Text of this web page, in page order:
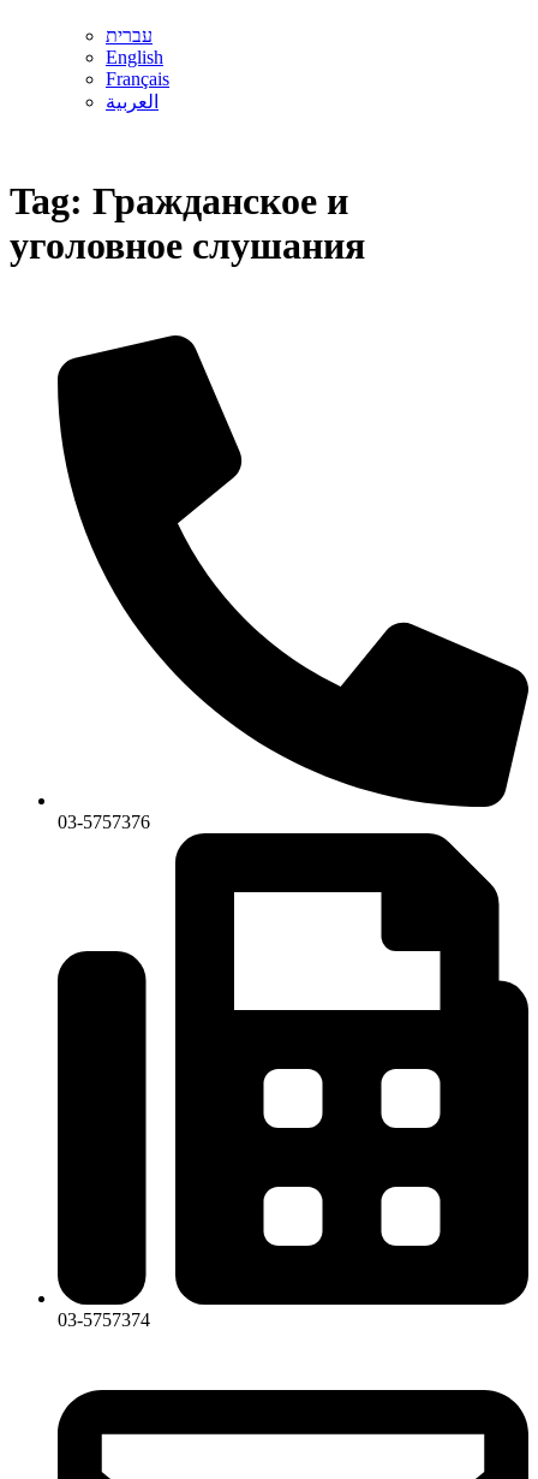
עברית
English
Français
العربية
Tag: Гражданское и
уголовное слушания
03-5757376
03-5757374